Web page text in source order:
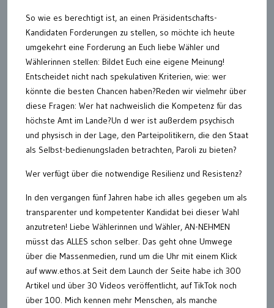
So wie es berechtigt ist, an einen Präsidentschafts-
Kandidaten Forderungen zu stellen, so möchte ich heute
umgekehrt eine Forderung an Euch liebe Wähler und
Wählerinnen stellen: Bildet Euch eine eigene Meinung!
Entscheidet nicht nach spekulativen Kriterien, wie: wer
könnte die besten Chancen haben?Reden wir vielmehr über
diese Fragen: Wer hat nachweislich die Kompetenz für das
höchste Amt im Lande?Un d wer ist außerdem psychisch
und physisch in der Lage, den Parteipolitikern, die den Staat
als Selbst-bedienungsladen betrachten, Paroli zu bieten?
Wer verfügt über die notwendige Resilienz und Resistenz?
In den vergangen fünf Jahren habe ich alles gegeben um als
transparenter und kompetenter Kandidat bei dieser Wahl
anzutreten! Liebe Wählerinnen und Wähler, AN-NEHMEN
müsst das ALLES schon selber. Das geht ohne Umwege
über die Massenmedien, rund um die Uhr mit einem Klick
auf www.ethos.at Seit dem Launch der Seite habe ich 300
Artikel und über 30 Videos veröffentlicht, auf TikTok noch
über 100. Mich kennen mehr Menschen, als manche